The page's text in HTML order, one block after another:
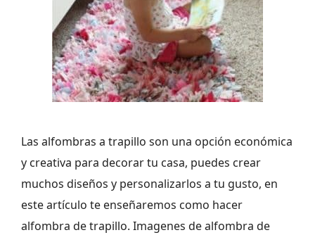
Las alfombras a trapillo son una opción económica
y creativa para decorar tu casa, puedes crear
muchos diseños y personalizarlos a tu gusto, en
este artículo te enseñaremos como hacer
alfombra de trapillo. Imagenes de alfombra de